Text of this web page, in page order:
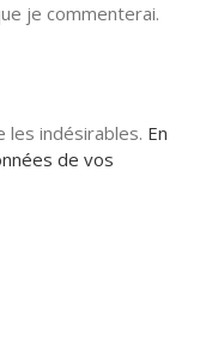
je commenterai.
les indésirables. En
de vos